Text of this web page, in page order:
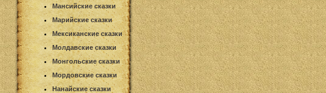
Мансийские сказки
Марийские сказки
Мексиканские сказки
Молдавские сказки
Монгольские сказки
Мордовские сказки
Нанайские сказки